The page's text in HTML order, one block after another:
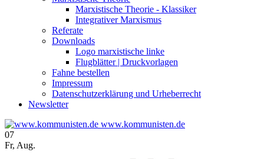
Marxistische Theorie - Klassiker
Integrativer Marxismus
Referate
Downloads
Logo marxistische linke
Flugblätter | Druckvorlagen
Fahne bestellen
Impressum
Datenschutzerklärung und Urheberrecht
Newsletter
www.kommunisten.de
07
Fr, Aug.